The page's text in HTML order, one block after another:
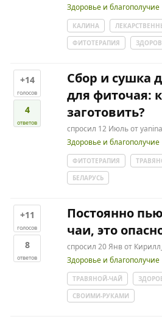
Здоровье и благополучие
КАЛИНА
ФИТОТЕРАПИЯ
+14
голосов
4
ответов
Сбор и сушка
для фиточая:
заготовить?
спросил 12 Июльот
Здоровье и благополучие
ФИТОТЕРАПИЯ
БЕЛАРУСЬ
+11
голосов
8
ответов
Постоянно
чаи, это
спросил 20 Янвот
Здоровье и благополучие
ТРАВЯНОЙ-ЧАЙ
СВОИМИ-РУКАМИ